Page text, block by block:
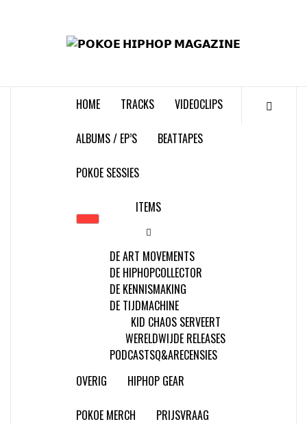
HOME TRACKS VIDEOCLIPS
ALBUMS / EP’S BEATTAPES
POKOE SESSIES
ITEMS
DE ART MOVEMENTS
DE HIPHOPCOLLECTOR
DE KENNISMAKING
DE TIJDMACHINE
KID CHAOS SERVEERT
WERELDWIJDE RELEASES
PODCASTSQ&ARECENSIES
OVERIG
HIPHOP GEAR
POKOE MERCH PRIJSVRAAG